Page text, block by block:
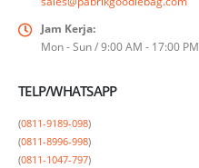
Jam Kerja:
Mon - Sun / 9:00 AM - 17:00 PM
TELP/WHATSAPP
(0811-9189-098)
(0811-8996-998)
(0811-1047-797)